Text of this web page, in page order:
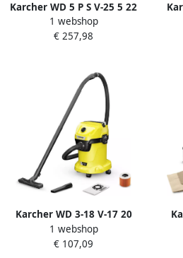
Karcher WD 5 P S V-25 5 22
Nat- en droogstofzuiger
1.628-357.0
1 webshop
€ 257,98
Karcher WD 3-18 V-17 20
Accu Nat- en
droogstofzuiger 1.628-550.0
1 webshop
€ 107,09